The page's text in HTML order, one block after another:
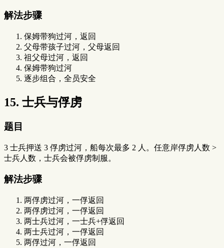
解法步骤
保姆带狗过河，返回
父母带孩子过河，父母返回
祖父母过河，返回
保姆带狗过河
逐步组合，全员安全
15. 士兵与俘虏
题目
3 士兵押送 3 俘虏过河，船每次最多 2 人。任意岸俘虏人数 >
士兵人数，士兵会被俘虏制服。
解法步骤
两俘虏过河，一俘返回
两俘虏过河，一俘返回
两士兵过河，一士兵+俘返回
两士兵过河，一俘返回
两俘过河，一俘返回